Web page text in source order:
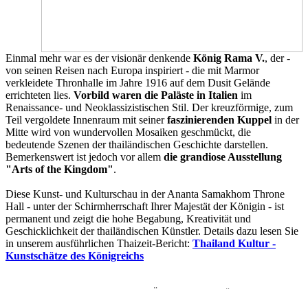
Einmal mehr war es der visionär denkende König Rama V., der -
von seinen Reisen nach Europa inspiriert - die mit Marmor
verkleidete Thronhalle im Jahre 1916 auf dem Dusit Gelände
errichteten lies. Vorbild waren die Paläste in Italien im
Renaissance- und Neoklassizistischen Stil. Der kreuzförmige, zum
Teil vergoldete Innenraum mit seinerfaszinierenden Kuppel in der
Mitte wird von wundervollen Mosaiken geschmückt, die
bedeutende Szenen der thailändischen Geschichte darstellen.
Bemerkenswert ist jedoch vor allem die grandiose Ausstellung
"Arts of the Kingdom".
Diese Kunst- und Kulturschau in der Ananta Samakhom Throne
Hall - unter der Schirmherrschaft Ihrer Majestät der Königin - ist
permanent und zeigt die hohe Begabung, Kreativität und
Geschicklichkeit der thailändischen Künstler. Details dazu lesen Sie
in unserem ausführlichen Thaizeit-Bericht: Thailand Kultur -
Kunstschätze des Königreichs